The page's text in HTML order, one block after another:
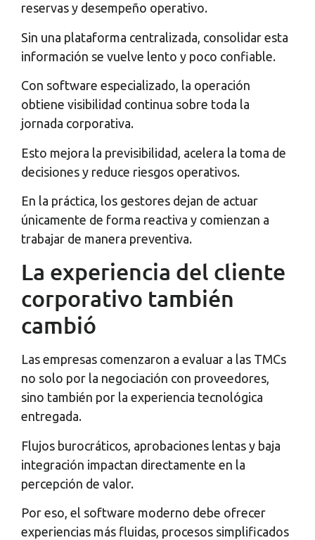
reservas y desempeño operativo.
Sin una plataforma centralizada, consolidar esta
información se vuelve lento y poco confiable.
Con software especializado, la operación
obtiene visibilidad continua sobre toda la
jornada corporativa.
Esto mejora la previsibilidad, acelera la toma de
decisiones y reduce riesgos operativos.
En la práctica, los gestores dejan de actuar
únicamente de forma reactiva y comienzan a
trabajar de manera preventiva.
La experiencia del cliente
corporativo también
cambió
Las empresas comenzaron a evaluar a las TMCs
no solo por la negociación con proveedores,
sino también por la experiencia tecnológica
entregada.
Flujos burocráticos, aprobaciones lentas y baja
integración impactan directamente en la
percepción de valor.
Por eso, el software moderno debe ofrecer
experiencias más fluidas, procesos simplificados